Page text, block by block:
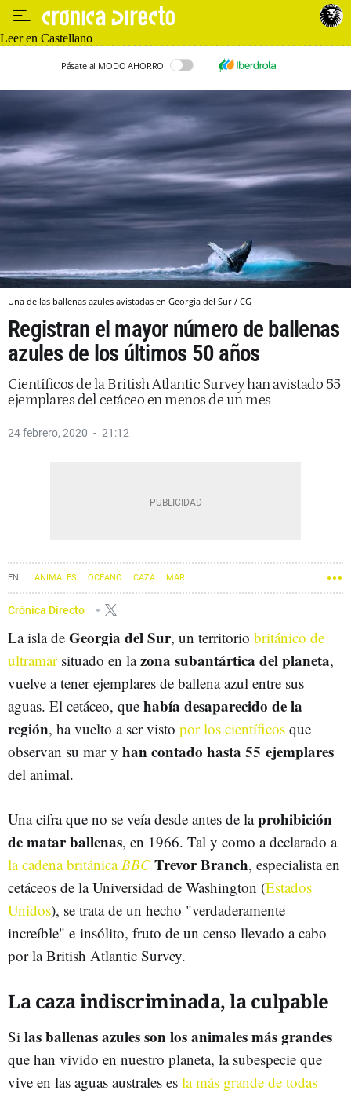
Leer en Castellano
Pásate al MODO AHORRO
Una de las ballenas azules avistadas en Georgia del Sur / CG
Registran el mayor número de ballenas
azules de los últimos 50 años
Científicos de la British Atlantic Survey han avistado 55
ejemplares del cetáceo en menos de un mes
24 febrero, 2020 21:12
ANIMALES OCÉANO CAZA MAR
Crónica Directo
La isla de Georgia del Sur, un territorio británico de
ultramarsituado en lazona subantártica del planeta,
vuelve a tener ejemplares de ballena azul entre sus
aguas. El cetáceo, que había desaparecido de la
región, ha vuelto a ser visto por los científicos que
observan su mar y han contado hasta 55 ejemplares
del animal.
Una cifra que no se veía desde antes de laprohibición
de matar ballenas, en 1966. Tal y como a declarado a
la cadena británicaBBC Trevor Branch, especialista en
cetáceos de la Universidad de Washington (Estados
Unidos), se trata de un hecho "verdaderamente
increíble" e insólito, fruto de un censo llevado a cabo
por la British Atlantic Survey.
La caza indiscriminada, la culpable
Si las ballenas azules son los animales más grandes
que han vivido en nuestro planeta, la subespecie que
vive en las aguas australes es la más grande de todas